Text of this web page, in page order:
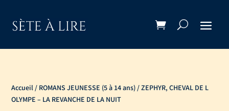
Accueil / ROMANS JEUNESSE (5 à 14 ans) / ZEPHYR, CHEVAL DE L
OLYMPE – LA REVANCHE DE LA NUIT